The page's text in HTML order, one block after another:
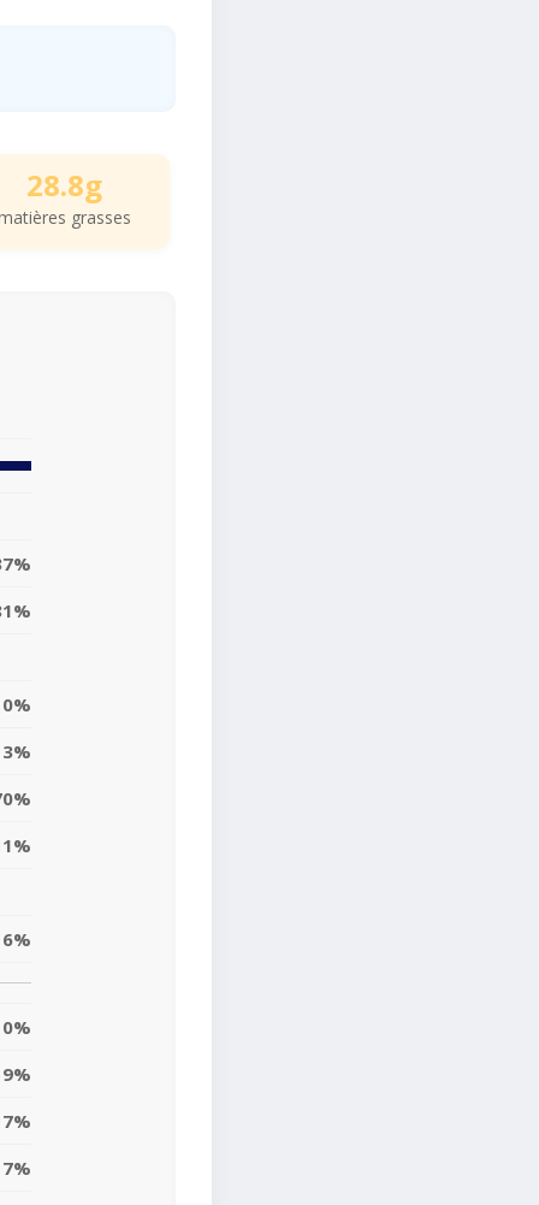
28.8g
grasses
0%
3%
0%
7%